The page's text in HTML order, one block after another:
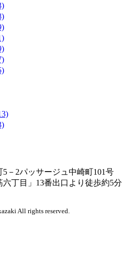
－2パッサージュ中崎町101号
六丁目」13番出口より徒歩約5分
All rights reserved.